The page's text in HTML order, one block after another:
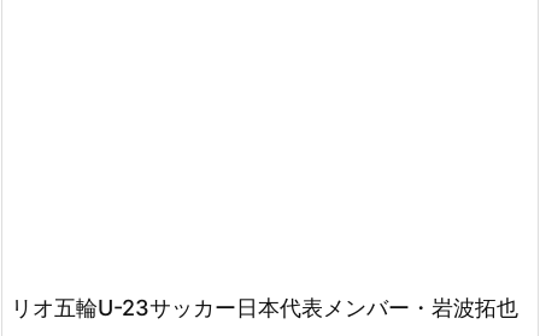
リオ五輪U-23サッカー日本代表メンバー・岩波拓也